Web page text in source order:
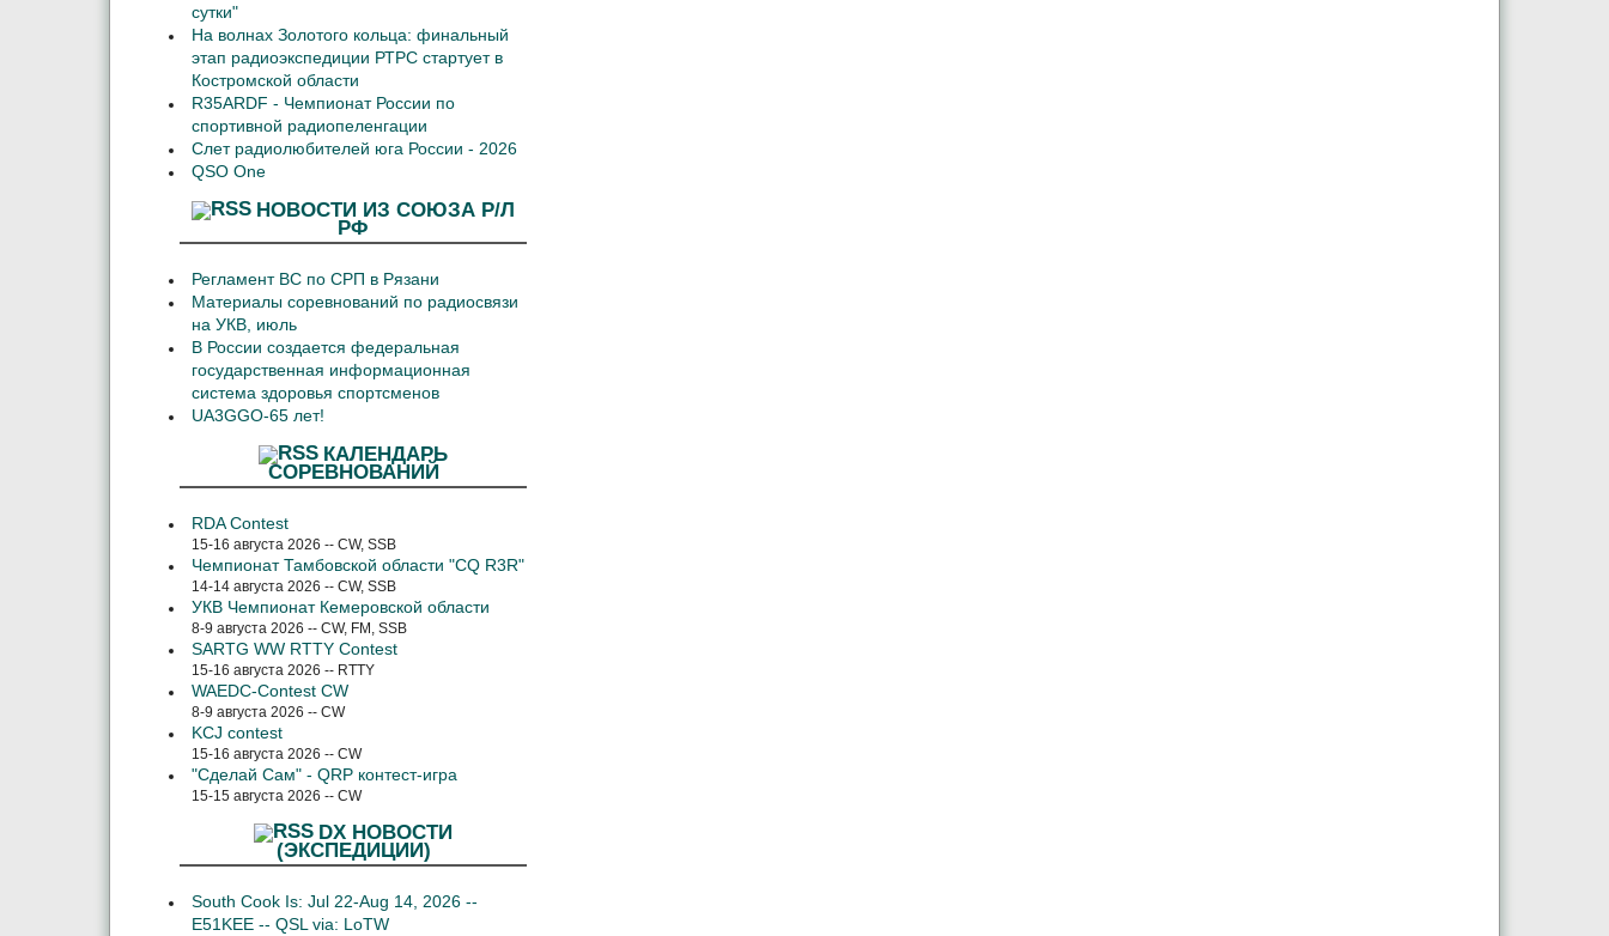
сутки"
На волнах Золотого кольца: финальный
этап радиоэкспедиции РТРС стартует в
Костромской области
R35ARDF - Чемпионат России по
спортивной радиопеленгации
Слет радиолюбителей юга России - 2026
QSO One
НОВОСТИ ИЗ СОЮЗА Р/Л
РФ
Регламент ВС по СРП в Рязани
Материалы соревнований по радиосвязи
на УКВ, июль
В России создается федеральная
государственная информационная
система здоровья спортсменов
UA3GGO-65 лет!
КАЛЕНДАРЬ
СОРЕВНОВАНИЙ
RDA Contest
15-16 августа 2026 -- CW, SSB
Чемпионат Тамбовской области "CQ R3R"
14-14 августа 2026 -- CW, SSB
УКВ Чемпионат Кемеровской области
8-9 августа 2026 -- CW, FM, SSB
SARTG WW RTTY Contest
15-16 августа 2026 -- RTTY
WAEDC-Contest CW
8-9 августа 2026 -- CW
KCJ contest
15-16 августа 2026 -- CW
"Сделай Сам" - QRP контест-игра
15-15 августа 2026 -- CW
DX НОВОСТИ
(ЭКСПЕДИЦИИ)
South Cook Is: Jul 22-Aug 14, 2026 --
E51KEE -- QSL via: LoTW